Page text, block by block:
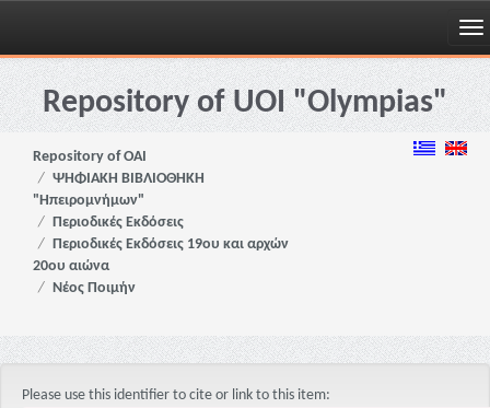
Skip
navigationRepository of UOI "Olympias"
Repository of OAI
ΨΗΦΙΑΚΗ ΒΙΒΛΙΟΘΗΚΗ
"Ηπειρομνήμων"
Περιοδικές Εκδόσεις
Περιοδικές Εκδόσεις 19ου και αρχών
20ου αιώνα
Νέος Ποιμήν
Please use this identifier to cite or link to this item: